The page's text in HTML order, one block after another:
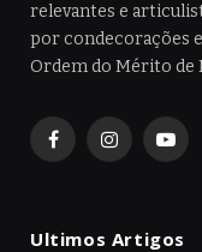
relevantes e
por condecorações
Ordem do Mérito de
FacebookInstagram
Ultimos Artigos